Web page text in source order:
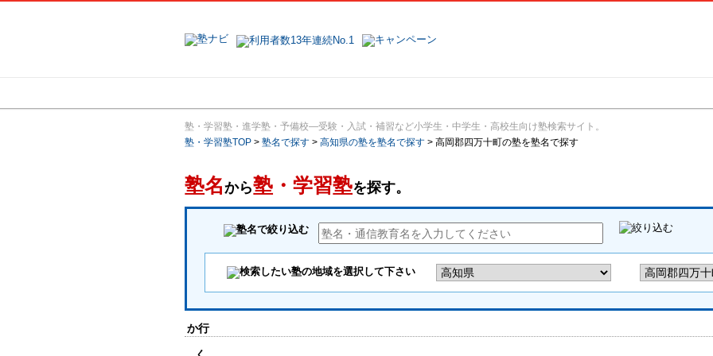
塾・学習塾・進学塾・予備校―受験・入試・補習など小学生・中学生・高校生向け塾検索サイト。
塾・学習塾TOP > 塾名で探す > 高知県の塾を塾名で探す > 高岡郡四万十町の塾を塾名で探す
塾名から塾・学習塾を探す。
か行